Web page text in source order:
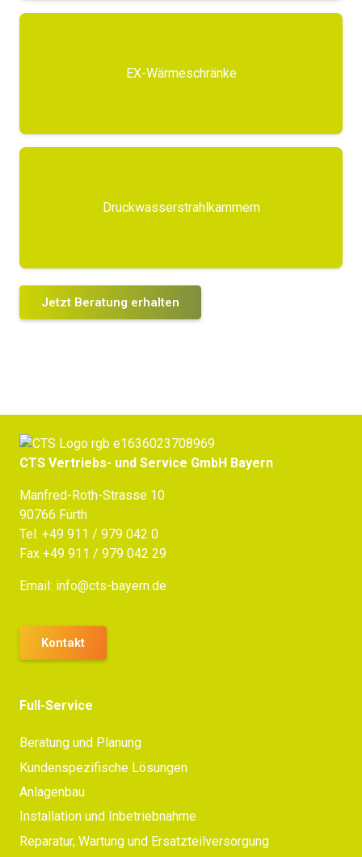
EX-Wärmeschränke
Druckwasserstrahlkammern
Jetzt Beratung erhalten
CTS Vertriebs- und Service GmbH Bayern
Manfred-Roth-Strasse 10
90766 Fürth
Tel. +49 911 / 979 042 0
Fax +49 911 / 979 042 29
Email: info@cts-bayern.de
Kontakt
Full-Service
Beratung und Planung
Kundenspezifische Lösungen
Anlagenbau
Installation und Inbetriebnahme
Reparatur, Wartung und Ersatzteilversorgung